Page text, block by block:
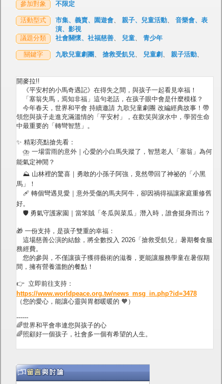
參加對象 不限定
活動型式 市集、義賣、園遊會、 親子、兒童活動、 音樂會、表
演、影視
議題分類
社會關懷、社福慈善、 兒童、 青少年
關鍵字 九歌兒童劇團 、 搶救受飢兒、 兒童劇 、 親子活動、
開麥拉!!
《平安村的小馬奇遇記》在得失之間，與孩子一起看見幸福！
「塞翁失馬，焉知非福」這句老話，在孩子眼中會是什麼模樣？
今年春天，世界和平會 持續邀請 九歌兒童劇團 改編經典故事！帶
領您與孩子走進充滿溫情的「平安村」，在歡笑與淚水中，學習生命
中最重要的「轉彎智慧」。
✨ 精彩亮點搶先看：
⛈️ 一場雷雨的意外｜心愛的小白馬失蹤了，智慧老人「塞翁」為何
能氣定神閒？
⛰️ 山林裡的驚喜｜勇敢的小孫子阿強，竟然帶回了神祕的「小黑
馬」！
🩹 轉個彎遇見愛｜意外受傷的馬夫阿牛，卻因禍得福讓家庭重修舊
好。
🛡️ 勇氣守護家園｜當笨賊「冬瓜與菜瓜」潛入時，誰會挺身而出？
🎁 一份支持，是孩子雙重的幸福：
這場慈善公演的結餘，將全數投入 2026「搶救受飢兒」暑期餐食服
務經費。
您的參與，不僅讓孩子獲得藝術的滋養，更能讓服務學童在暑假期
間，擁有營養溫飽的餐點！
👉 立即前往支持：
https://www.worldpeace.org.tw/news_msg_in.php?id=3478
（您的愛心，能讓心靈與胃都暖暖的 🧡）
------
🌈世界和平會串連您與孩子的心
🌈照顧好一個孩子，社會多一個有希望的人生。